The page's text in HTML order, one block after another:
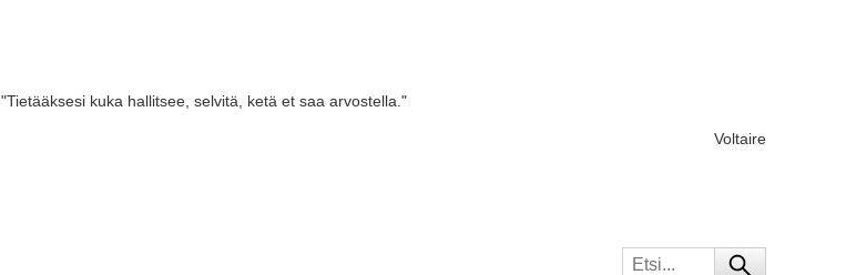
"Tietääksesi kuka hallitsee, selvitä, ketä et saa arvostella."
Voltaire